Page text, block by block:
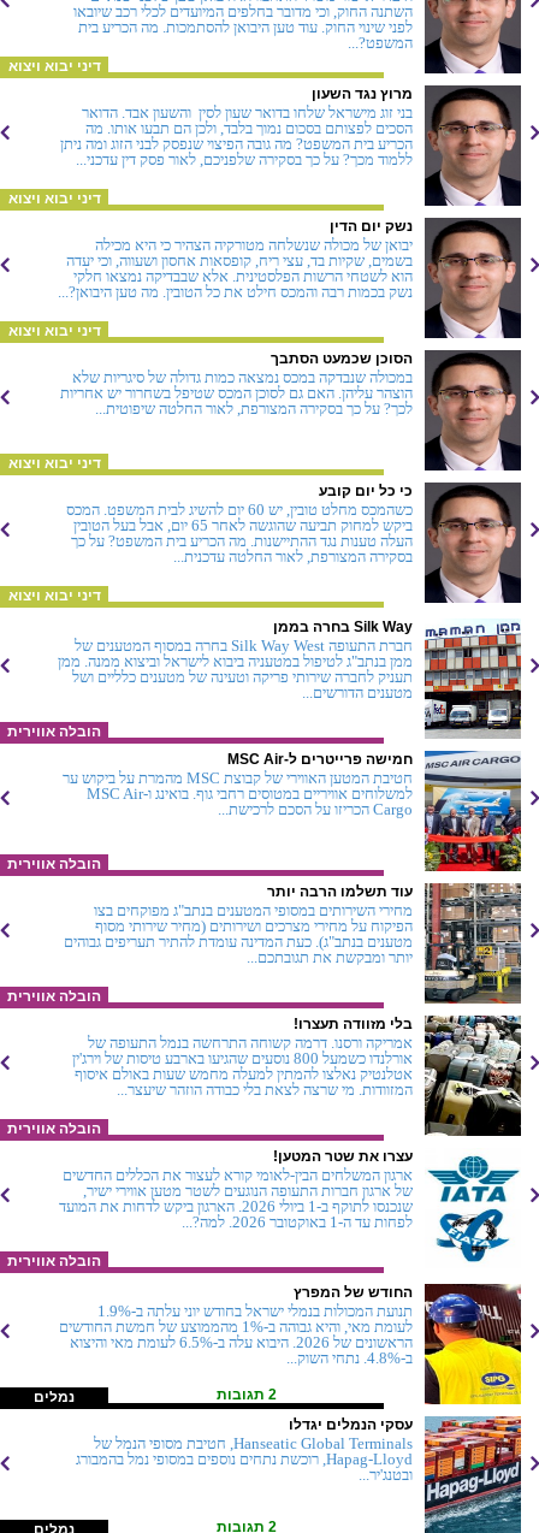
דיני יבוא ויצוא
השתנה החוק, וכי מדובר בחלפים המיועדים לכלי רכב שיובאו
לפני שינוי החוק. עוד טען היבואן להסתמכות. מה הכריע בית
המשפט?...
דיני יבוא ויצוא
מרוץ נגד השעון
בני זוג מישראל שלחו בדואר שעון לסין  והשעון אבד. הדואר
הסכים לפצותם בסכום נמוך בלבד, ולכן הם תבעו אותו. מה
הכריע בית המשפט? מה גובה הפיצוי שנפסק לבני הזוג ומה ניתן
ללמוד מכך? על כך בסקירה שלפניכם, לאור פסק דין עדכני...
דיני יבוא ויצוא
נשק יום הדין
יבואן של מכולה שנשלחה מטורקיה הצהיר כי היא מכילה
בשמים, שקיות בד, עצי ריח, קופסאות אחסון ושעווה, וכי יעדה
הוא לשטחי הרשות הפלסטינית. אלא שבבדיקה נמצאו חלקי
נשק בכמות רבה והמכס חילט את כל הטובין. מה טען היבואן?...
דיני יבוא ויצוא
הסוכן שכמעט הסתבך
במכולה שנבדקה במכס נמצאה כמות גדולה של סיגריות שלא
הוצהר עליהן. האם גם לסוכן המכס שטיפל בשחרור יש אחריות
לכך? על כך בסקירה המצורפת, לאור החלטה שיפוטית...
דיני יבוא ויצוא
כי כל יום קובע
כשהמכס מחלט טובין, יש 60 יום להשיג לבית המשפט. המכס
ביקש למחוק תביעה שהוגשה לאחר 65 יום, אבל בעל הטובין
העלה טענות נגד ההתיישנות. מה הכריע בית המשפט? על כך
בסקירה המצורפת, לאור החלטה עדכנית...
הובלה אווירית
Silk Way בחרה בממן
חברת התעופה Silk Way West בחרה במסוף המטענים של
ממן בנתב"ג לטיפול במטעניה ביבוא לישראל וביצוא ממנה. ממן
תעניק לחברה שירותי פריקה וטעינה של מטענים כלליים ושל
מטענים הדורשים...
הובלה אווירית
חמישה פרייטרים ל-MSC Air
חטיבת המטען האווירי של קבוצת MSC מהמרת על ביקוש ער
למשלוחים אוויריים במטוסים רחבי גוף. בואינג ו-MSC Air
Cargo הכריזו על הסכם לרכישת...
הובלה אווירית
עוד תשלמו הרבה יותר
מחירי השירותים במסופי המטענים בנתב"ג מפוקחים בצו
הפיקוח על מחירי מצרכים ושירותים (מחיר שירותי מסוף
מטענים בנתב"ג). כעת המדינה עומדת להתיר תעריפים גבוהים
יותר ומבקשת את תגובתכם...
הובלה אווירית
בלי מזוודה תעצרו!
אמריקה ורסנו. דרמה קשוחה התרחשה בנמל התעופה של
אורלנדו כשמעל 800 נוסעים שהגיעו בארבע טיסות של וירג'ין
אטלנטיק נאלצו להמתין למעלה מחמש שעות באולם איסוף
המזוודות. מי שרצה לצאת בלי כבודה הוזהר שיעצר...
הובלה אווירית
עצרו את שטר המטען!
ארגון המשלחים הבין-לאומי קורא לעצור את הכללים החדשים
של ארגון חברות התעופה הנוגעים לשטר מטען אווירי ישיר,
שנכנסו לתוקף ב-1 ביולי 2026. הארגון ביקש לדחות את המועד
לפחות עד ה-1 באוקטובר 2026. למה?...
נמלים
החודש של המפרץ
תנועת המכולות בנמלי ישראל בחודש יוני עלתה ב-1.9%
לעומת מאי, והיא גבוהה ב-1% מהממוצע של חמשת החודשים
הראשונים של 2026. היבוא עלה ב-6.5% לעומת מאי והיצוא
ב-4.8%. נתחי השוק...
2 תגובות
נמלים
עסקי הנמלים יגדלו
Hanseatic Global Terminals, חטיבת מסופי הנמל של
Hapag-Lloyd, רוכשת נתחים נוספים במסופי נמל בהמבורג
ובטנג'יר...
2 תגובות